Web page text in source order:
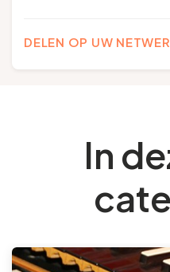
DELEN OP UW
In